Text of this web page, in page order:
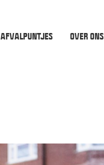
AFVALPUNTJES OVER ONS